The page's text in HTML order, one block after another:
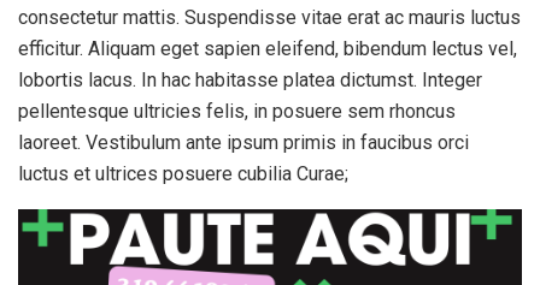
consectetur mattis. Suspendisse vitae erat ac mauris luctus
efficitur. Aliquam eget sapien eleifend, bibendum lectus vel,
lobortis lacus. In hac habitasse platea dictumst. Integer
pellentesque ultricies felis, in posuere sem rhoncus
laoreet. Vestibulum ante ipsum primis in faucibus orci
luctus et ultrices posuere cubilia Curae;